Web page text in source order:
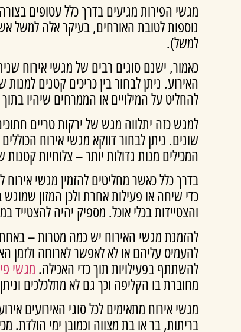
מגשי הפירות מגיעים בדרך כלל עטופים
נוספות לטובת האורחים, בעיקר אלה למשל
למשל).
כאמור, ישנם סוגים רבים של מגשי אירוח
האירוע. ניתן לבחור בין כריכים קטנים
להחליט על המילויים או הממרחים שיהיו
למגש כזה יתלווה מגש של ירקות טריים
שונים. ניתן לבחור דווקא מגשי אירוח
המכילים מנות גדולות יותר – צלוחיות
בדרך כלל כאשר מחליטים להזמין מגשי אירוח
כדי שיחה או פעילות אחרת ולכן המזון
והצטיידות בכלי אוכל. מספיק יהיה להצטייד
להזמנת מגשי האירוח יש כמה מטרות – באחת,
להעמיס עליהם או לא לאפשר לארוחה ולזמן
להשתתף בפעילויות תוך כדי האכילה. מגשי
מחוברת בו הקליפה וכך גם לא מתלכלכים
מגשי אירוח מתאימים לכל סוגי האירועים
בריתות, בר או בת מצווה וכמובן ימי הולדת.